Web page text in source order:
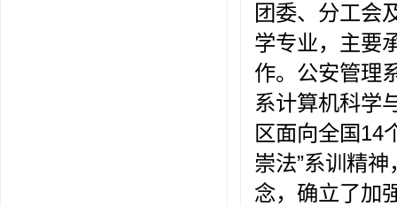
团委、分工会
学专业，主要
作。公安管理
系计算机科学
区面向全国14
崇法”系训精
念，确立了加